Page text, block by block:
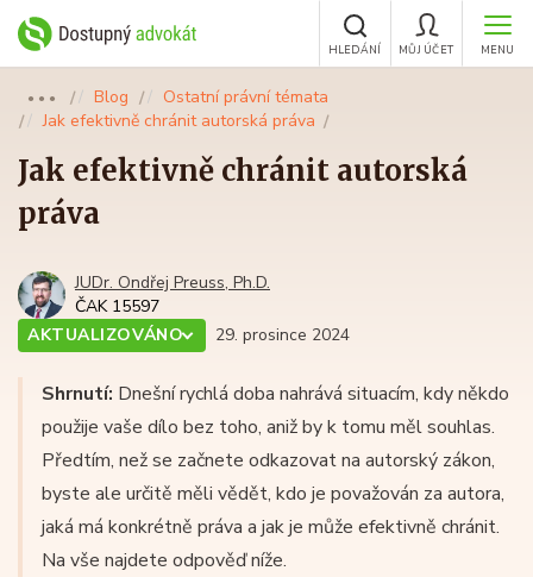
MENU
MŮJ ÚČET
HLEDÁNÍ
●●● Blog
Ostatní právní témata
Jak efektivně chránit autorská práva
Jak efektivně chránit autorská
práva
JUDr. Ondřej Preuss, Ph.D.
ČAK 15597
AKTUALIZOVÁNO
29. prosince 2024
Shrnutí: Dnešní rychlá doba nahrává situacím, kdy někdo
použije vaše dílo bez toho, aniž by k tomu měl souhlas.
Předtím, než se začnete odkazovat na autorský zákon,
byste ale určitě měli vědět, kdo je považován za autora,
jaká má konkrétně práva a jak je může efektivně chránit.
Na vše najdete odpověď níže.